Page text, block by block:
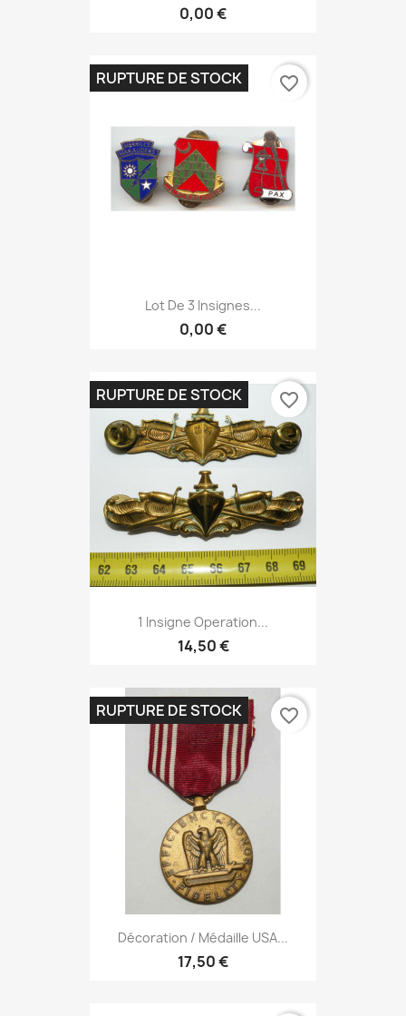
0,00 €
Lot De 3 Insignes...
0,00 €
RUPTURE DE STOCK favorite_border
1 Insigne Operation...
14,50 €
RUPTURE DE STOCK favorite_border
Décoration / Médaille USA...
17,50 €
RUPTURE DE STOCK favorite_border